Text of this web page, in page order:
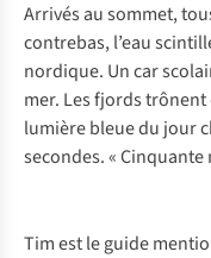
Arrivés au sommet,
contrebas, l’eau
nordique. Un car
mer. Les fjords
lumière bleue du jour
secondes. «
Tim est le guide